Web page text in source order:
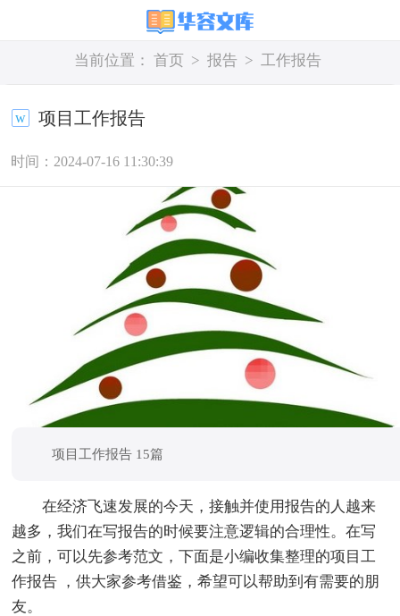
当前位置： 首页 > 报告 > 工作报告
项目工作报告
时间：2024-07-16 11:30:39
项目工作报告 15篇
在经济飞速发展的今天，接触并使用报告的人越来
越多，我们在写报告的时候要注意逻辑的合理性。在写
之前，可以先参考范文，下面是小编收集整理的项目工
作报告 ，供大家参考借鉴，希望可以帮助到有需要的朋
友。